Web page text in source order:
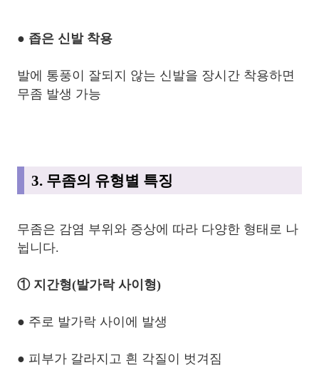
● 좁은 신발 착용
발에 통풍이 잘되지 않는 신발을 장시간 착용하면
무좀 발생 가능
3. 무좀의 유형별 특징
무좀은 감염 부위와 증상에 따라 다양한 형태로 나
뉩니다.
① 지간형(발가락 사이형)
● 주로 발가락 사이에 발생
● 피부가 갈라지고 흰 각질이 벗겨짐